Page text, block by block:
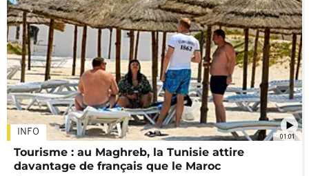
01:01
INFO
Tourisme : au Maghreb, la Tunisie attire
davantage de français que le Maroc